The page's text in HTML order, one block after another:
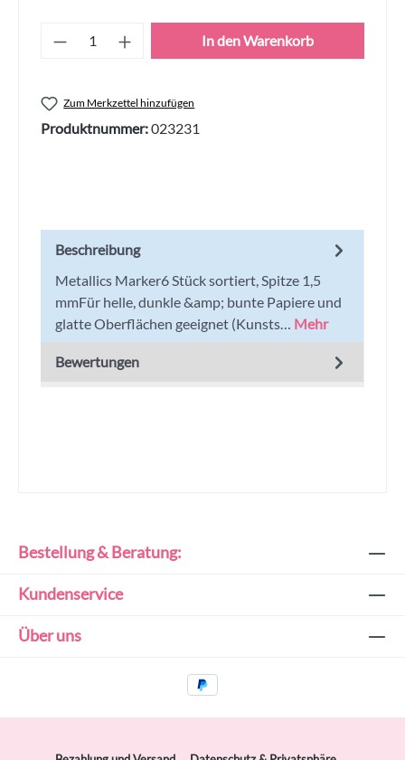
Produkt Anzahl: Gib den gewünschten
In den Warenkorb
Zum Merkzettel hinzufügen
Produktnummer:023231
Beschreibung
Metallics Marker6 Stück sortiert, Spitze 1,5
mmFür helle, dunkle &amp; bunte Papiere und
glatte Oberflächen geeignet (Kunsts… Mehr
Bewertungen
Bestellung & Beratung:
Kundenservice
Über uns